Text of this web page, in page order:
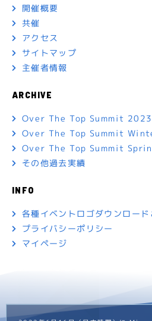
伝統ある国際カンフ
tokyo(アドテック東
ピーカー募集を開始
ンサーに2年連続で電
万4,991人が参加
開催概要
共催
アクセス
サイトマップ
主催者情報
ARCHIVE
Over The Top Summit 2023
Over The Top Summit
Over The Top Summit
その他過去実績
INFO
各種イベントロゴダウンロー
プライバシーポリシー
マイページ